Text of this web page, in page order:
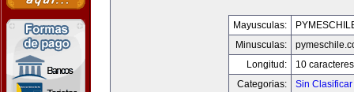
Mayusculas:
Minusculas:
Longitud:
10 caracteres
Categorias:
Sin Clasificar